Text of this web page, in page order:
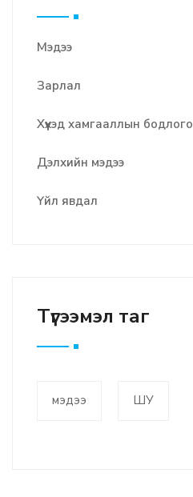
Мэдээ
Зарлал
Хүүхэд хамгааллын бодлого
Дэлхийн мэдээ
Үйл явдал
Түгээмэл таг
мэдээ ШУ